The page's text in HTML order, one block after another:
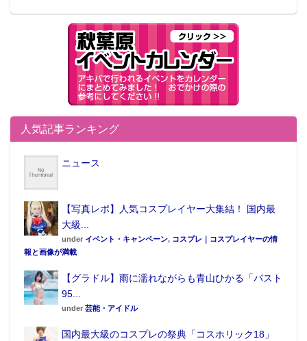
人気記事ランキング
ニュース
【写真レポ】人気コスプレイヤー大集結！ 国内最
大級...
under イベント・キャンペーン, コスプレ｜コスプレイヤーの情
報と画像が満載
【グラドル】雨に濡れながらも青山ひかる「バスト
95...
under 芸能・アイドル
国内最大級のコスプレの祭典「コスホリック18」